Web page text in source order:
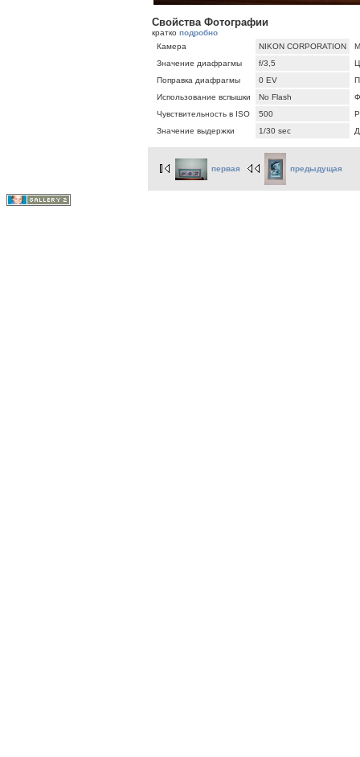
Свойства Фотографии
кратко подробно
Камера
NIKON CORPORATION
Значение диафрагмы
f/3,5
Поправка диафрагмы
0 EV
Использование вспышки
No Flash
Чувствительность в ISO
500
Значение выдержки
1/30 sec
первая предыдущая